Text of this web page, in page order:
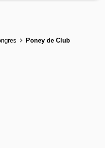
Poney de Club